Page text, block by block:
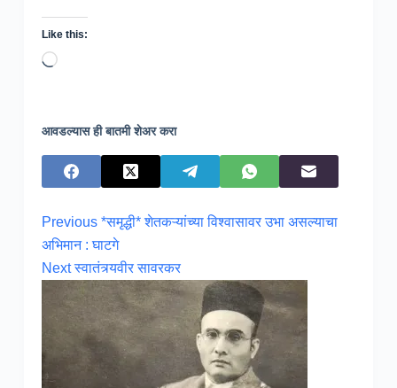
Like this:
Loading…
आवडल्यास ही बातमी शेअर करा
Previous *समृद्धी* शेतकऱ्यांच्या विश्वासावर उभा असल्याचा
अभिमान : घाटगे
Nextस्वातंत्र्यवीर सावरकर